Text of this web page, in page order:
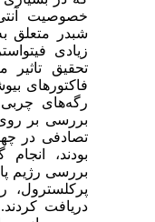
خصوصیت
شبدر متعلق به
زیادی
تحقیق تاثیر
فاکتورهای
رگه‌های چربی
تصادفی در چهار
بودند، انجام
بررسی رژیم
پرکلسترول،
دریافت کردند.